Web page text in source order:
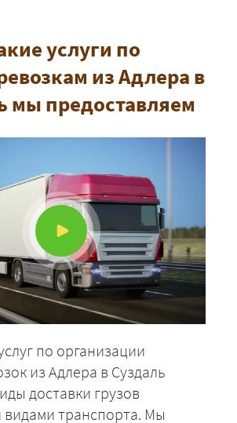
услуги по
из Адлера в
мы предоставляем
по организации
из Адлера в Суздаль
доставки грузов
транспорта. Мы
ЗАКАЗАТЬ